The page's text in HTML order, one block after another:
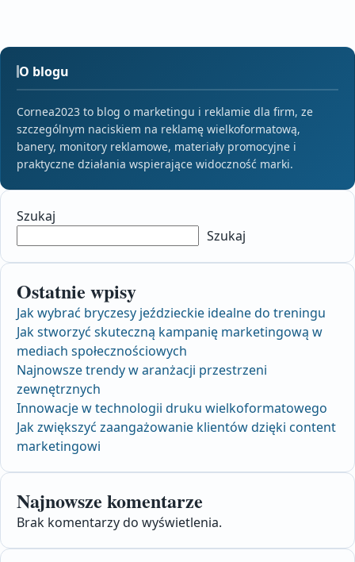
O blogu
Cornea2023 to blog o marketingu i reklamie dla firm, ze
szczególnym naciskiem na reklamę wielkoformatową,
banery, monitory reklamowe, materiały promocyjne i
praktyczne działania wspierające widoczność marki.
Szukaj
Szukaj
Ostatnie wpisy
Jak wybrać bryczesy jeździeckie idealne do treningu
Jak stworzyć skuteczną kampanię marketingową w
mediach społecznościowych
Najnowsze trendy w aranżacji przestrzeni
zewnętrznych
Innowacje w technologii druku wielkoformatowego
Jak zwiększyć zaangażowanie klientów dzięki content
marketingowi
Najnowsze komentarze
Brak komentarzy do wyświetlenia.